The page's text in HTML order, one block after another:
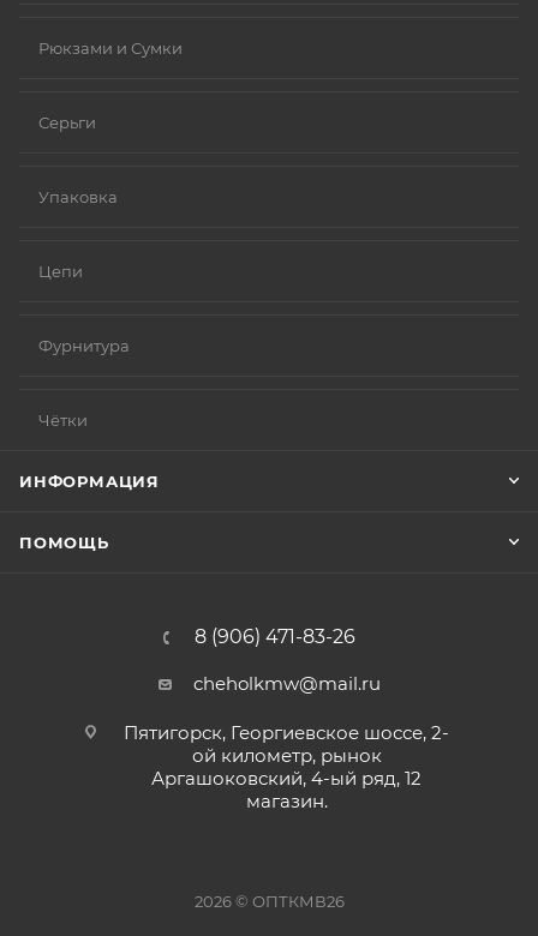
Рюкзами и Сумки
Серьги
Упаковка
Цепи
Фурнитура
Чётки
ИНФОРМАЦИЯ
ПОМОЩЬ
8 (906) 471-83-26
cheholkmw@mail.ru
Пятигорск, Георгиевское шоссе, 2-
ой километр, рынок
Аргашоковский, 4-ый ряд, 12
магазин.
2026 © ОПТКМВ26